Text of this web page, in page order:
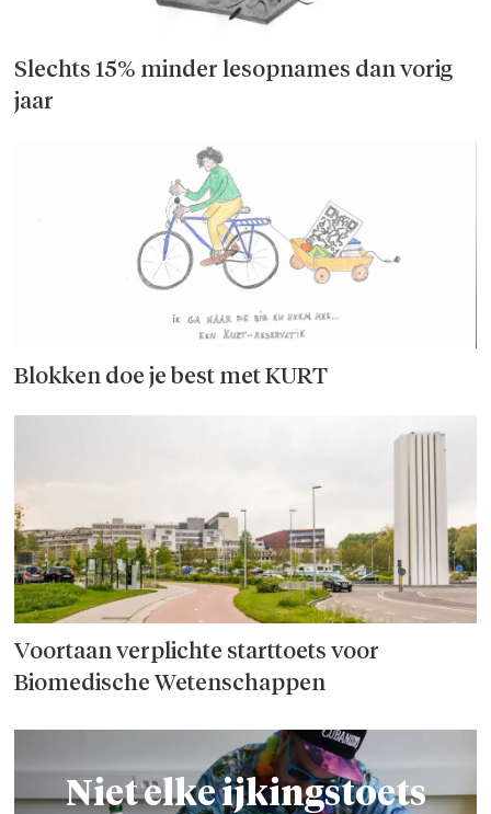
Slechts 15% minder lesopnames dan vorig
jaar
Blokken doe je best met KURT
Voortaan verplichte starttoets voor
Biomedische Wetenschappen
Niet elke ijkingstoets